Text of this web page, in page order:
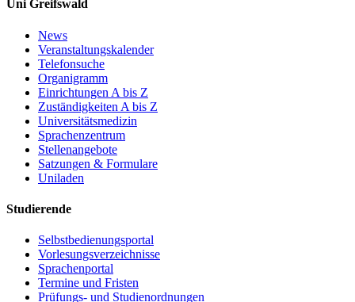
Uni Greifswald
News
Veranstaltungskalender
Telefonsuche
Organigramm
Einrichtungen A bis Z
Zuständigkeiten A bis Z
Universitätsmedizin
Sprachenzentrum
Stellenangebote
Satzungen & Formulare
Uniladen
Studierende
Selbstbedienungsportal
Vorlesungsverzeichnisse
Sprachenportal
Termine und Fristen
Prüfungs- und Studienordnungen